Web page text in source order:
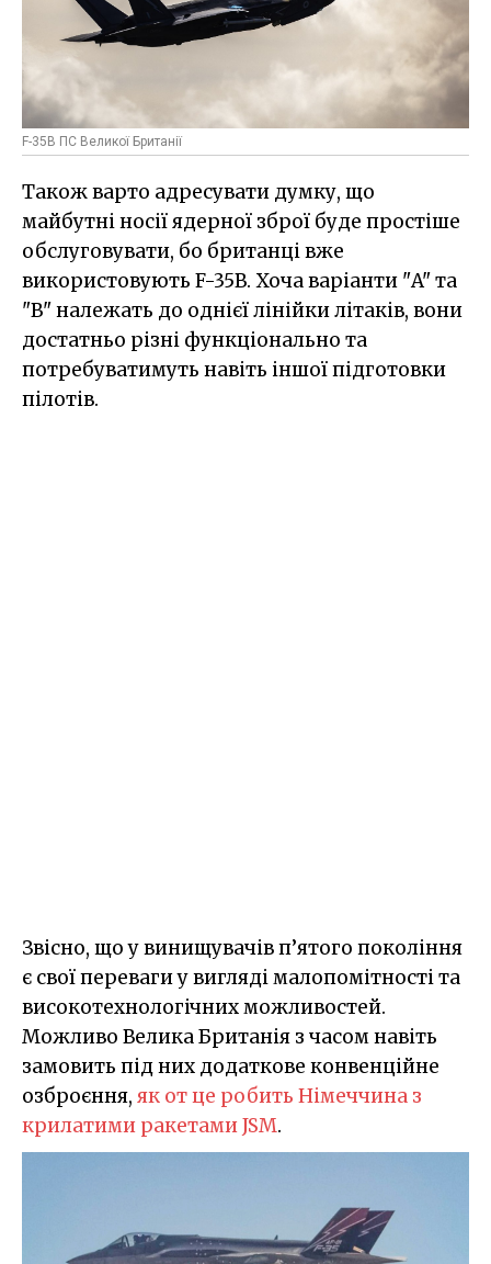
F-35B ПС Великої Британії
Також варто адресувати думку, що
майбутні носії ядерної зброї буде простіше
обслуговувати, бо британці вже
використовують F-35B. Хоча варіанти "A" та
"B" належать до однієї лінійки літаків, вони
достатньо різні функціонально та
потребуватимуть навіть іншої підготовки
пілотів.
Звісно, що у винищувачів п’ятого покоління
є свої переваги у вигляді малопомітності та
високотехнологічних можливостей.
Можливо Велика Британія з часом навіть
замовить під них додаткове конвенційне
озброєння, як от це робить Німеччина з
крилатими ракетами JSM.